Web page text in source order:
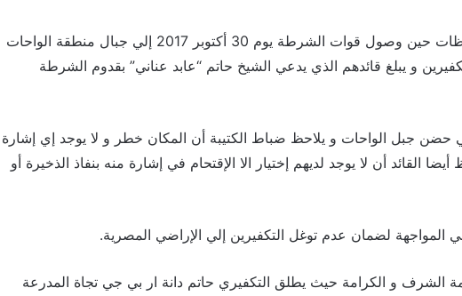
ويجسد مسلسل الاختيار 2 هذة اللحظات حين وصول قوات الشرطة يوم 30 أكتوبر 2017 إلي جبال منطقة الواحات
و يبلغ قائدهم الذي يدعي الشيخ حاتم “عابد عناني” بقدوم الشرطة
حضن جبل الواحات و يلاحظ ضباط الكتيبة أن المكان خطر و لا يوجد إي إشارة
القائد أن لا يوجد لديهم إختيار الا الإقتحام في إشارة منه بنفاذ الذخيرة أو
المواجهة لضمان عدم توغل التكفيرين إلي الإراضي المصرية.
مسلسل الاختيار 2 ملحمة الشرف و الكرامة حيث يطلق التكفيري حاتم دانة ار بي جي تجاة المدرعة